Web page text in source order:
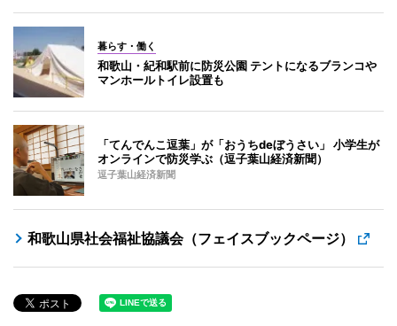
暮らす・働く
和歌山・紀和駅前に防災公園 テントになるブランコや
マンホールトイレ設置も
「てんでんこ逗葉」が「おうちdeぼうさい」 小学生が
オンラインで防災学ぶ（逗子葉山経済新聞）
逗子葉山経済新聞
和歌山県社会福祉協議会（フェイスブックページ）